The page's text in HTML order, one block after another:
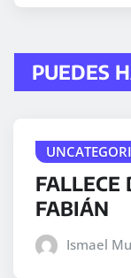
PUEDES
FALLECE
FABIÁN
Ismael